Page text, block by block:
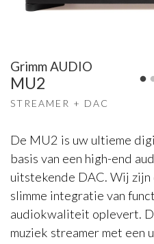
Grimm AUDIO
MU2
STREAMER + DAC
De MU2 is uw ultieme
basis van een high-end
uitstekende DAC. Wij
slimme integratie van
audiokwaliteit oplevert.
muziek streamer met een